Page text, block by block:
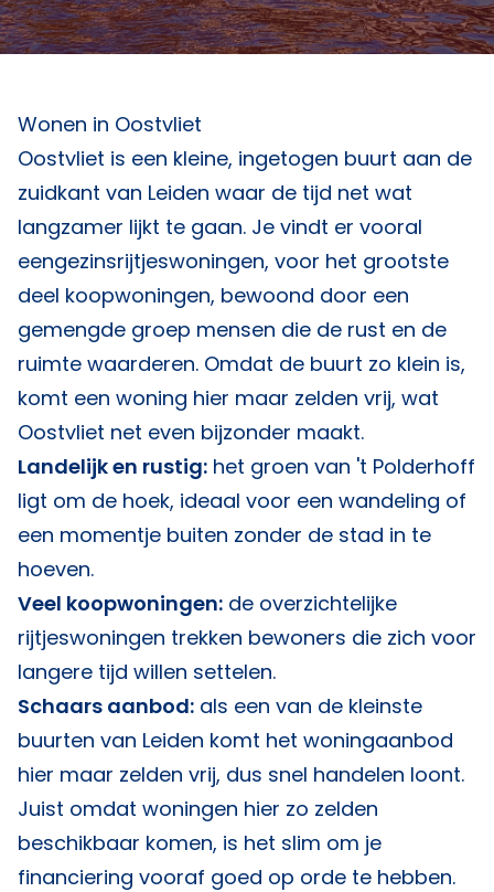
Wonen in Oostvliet
Oostvliet is een kleine, ingetogen buurt aan de
zuidkant van Leiden waar de tijd net wat
langzamer lijkt te gaan. Je vindt er vooral
eengezinsrijtjeswoningen, voor het grootste
deel koopwoningen, bewoond door een
gemengde groep mensen die de rust en de
ruimte waarderen. Omdat de buurt zo klein is,
komt een woning hier maar zelden vrij, wat
Oostvliet net even bijzonder maakt.
Landelijk en rustig: het groen van 't Polderhoff
ligt om de hoek, ideaal voor een wandeling of
een momentje buiten zonder de stad in te
hoeven.
Veel koopwoningen: de overzichtelijke
rijtjeswoningen trekken bewoners die zich voor
langere tijd willen settelen.
Schaars aanbod: als een van de kleinste
buurten van Leiden komt het woningaanbod
hier maar zelden vrij, dus snel handelen loont.
Juist omdat woningen hier zo zelden
beschikbaar komen, is het slim om je
financiering vooraf goed op orde te hebben.